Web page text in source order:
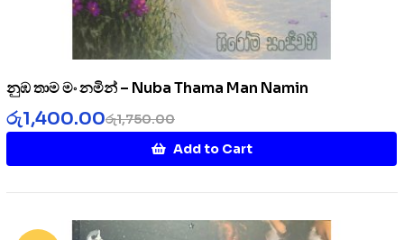
නුඹ තාම මං නමින් – Nuba Thama Man Namin
රු1,750.00
රු1,400.00
Add to Cart